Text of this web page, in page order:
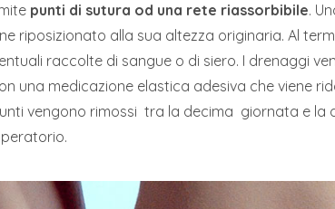
punti di sutura od una rete riassorbibile.
riposizionato alla sua altezza originaria. Al
raccolte di sangue o di siero. I drenaggi
una medicazione elastica adesiva che viene
vengono rimossi tra la decima giornata e la